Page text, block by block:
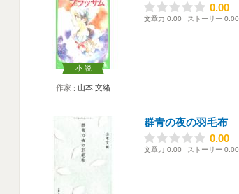
小説
作家 山本 文緒
0.00
0.00
文章力 0.00 ストーリー 0.00
群青の夜の羽毛布
0.00
0.00
文章力 0.00 ストーリー 0.00